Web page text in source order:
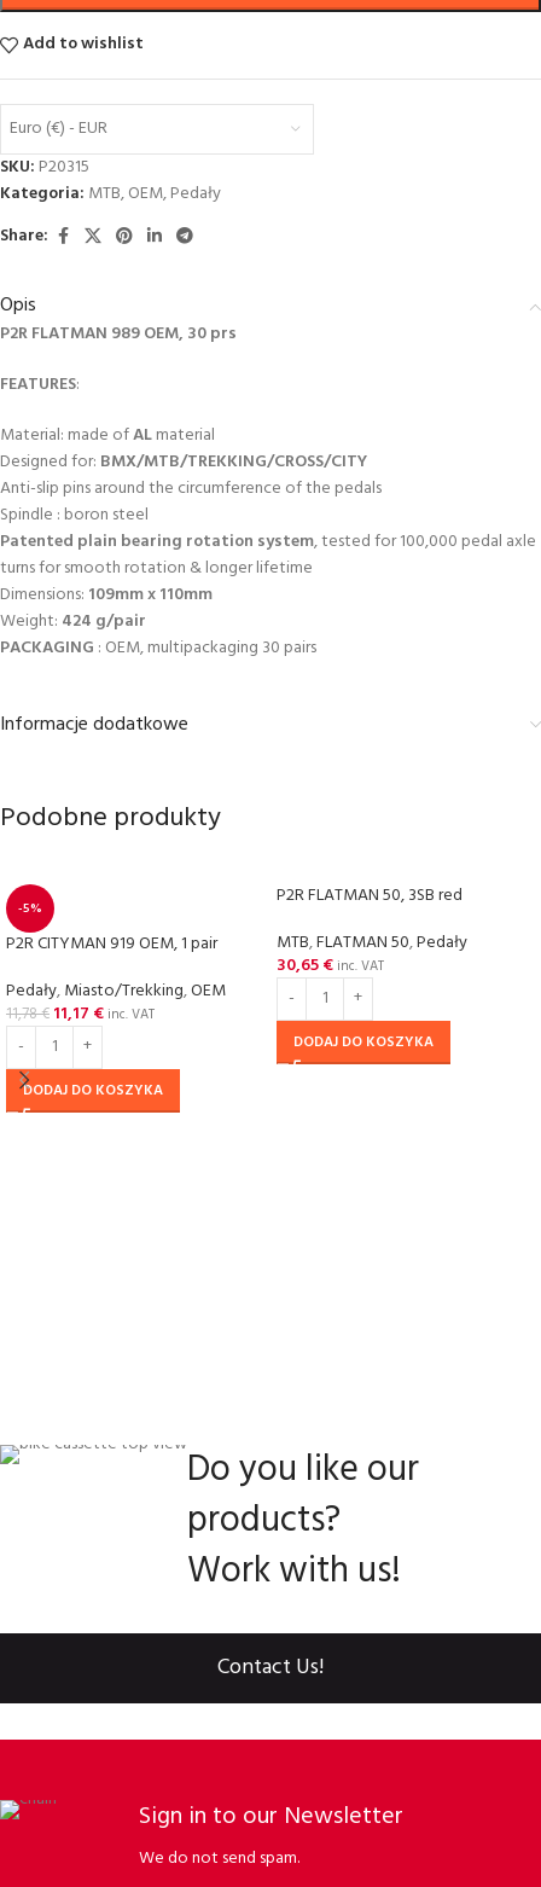
Add to wishlist
Euro (€) - EUR
SKU: P20315
Kategoria: MTB,OEM,Pedały
Share:
Opis
P2R FLATMAN 989 OEM, 30 prs
FEATURES:
Material: made ofALmaterial
Designed for: BMX/MTB/TREKKING/CROSS/CITY
Anti-slip pins around the circumference of the pedals
Spindle : boron steel
Patented plain bearing rotation system, tested for 100,000 pedal axle
turns for smooth rotation & longer lifetime
Dimensions: 109mm x 110mm
Weight: 424 g/pair
PACKAGING : OEM, multipackaging 30 pairs
Informacje dodatkowe
Podobne produkty
-5%
P2R CITYMAN 919 OEM, 1 pair
Pedały,Miasto/Trekking,OEM
11,78€ 11,17 € inc. VAT
DODAJ DO KOSZYKA
P2R FLATMAN 50, 3SB red
MTB,FLATMAN 50,Pedały
30,65€ inc. VAT
DODAJ DO KOSZYKA
Do you like our
products?
Work with us!
Contact Us!
Sign in to our Newsletter
We do not send spam.